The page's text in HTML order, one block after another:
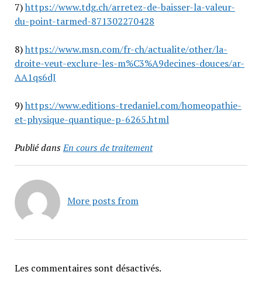
7)https://www.tdg.ch/arretez-de-baisser-la-valeur-
du-point-tarmed-871302270428
8)https://www.msn.com/fr-ch/actualite/other/la-
droite-veut-exclure-les-m%C3%A9decines-douces/ar-
AA1qs6dJ
9)https://www.editions-tredaniel.com/homeopathie-
et-physique-quantique-p-6265.html
Publié dansEn cours de traitement
More posts from
Les commentaires sont désactivés.